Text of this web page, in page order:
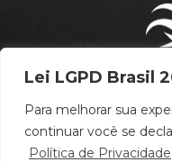
Lei LGPD Brasil
Para melhorar sua
continuar você se
Política de Privacidade